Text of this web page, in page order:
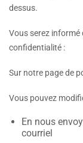
dessus.
Vous serez
confidentialité :
Sur notre page de
Vous pouvez
En nous
courriel